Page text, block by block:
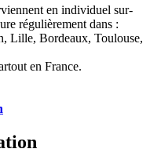
en individuel sur-
régulièrement dans :
Lille, Bordeaux, Toulouse,
en France.